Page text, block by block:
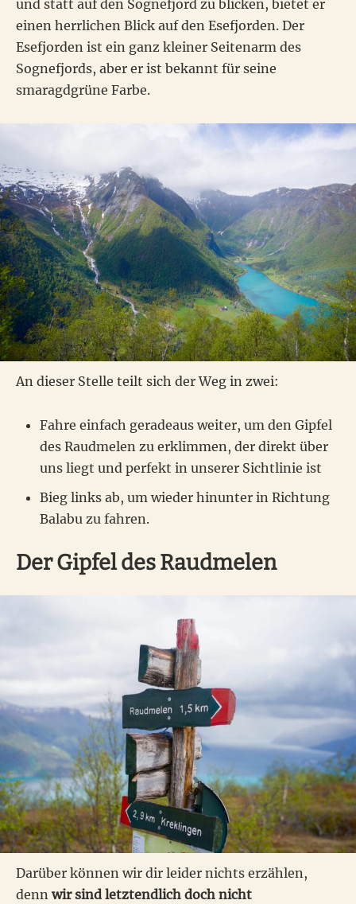
und statt auf den Sognefjord zu blicken, bietet er
einen herrlichen Blick auf den Esefjorden. Der
Esefjorden ist ein ganz kleiner Seitenarm des
Sognefjords, aber er ist bekannt für seine
smaragdgrüne Farbe.
An dieser Stelle teilt sich der Weg in zwei:
Fahre einfach geradeaus weiter, um den Gipfel
des Raudmelen zu erklimmen, der direkt über
uns liegt und perfekt in unserer Sichtlinie ist
Bieg links ab, um wieder hinunter in Richtung
Balabu zu fahren.
Der Gipfel des Raudmelen
Darüber können wir dir leider nichts erzählen,
denn wir sind letztendlich doch nicht